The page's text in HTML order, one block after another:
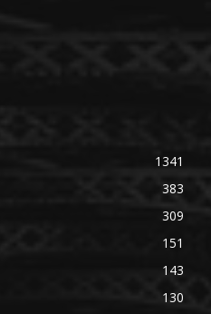
1341
383
309
151
143
130